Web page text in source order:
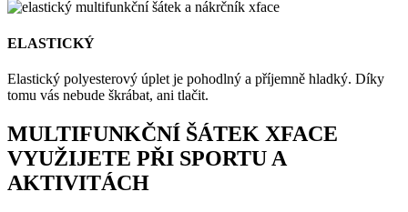
ELASTICKÝ
Elastický polyesterový úplet je pohodlný a příjemně hladký. Díky
tomu vás nebude škrábat, ani tlačit.
MULTIFUNKČNÍ ŠÁTEK XFACE
VYUŽIJETE PŘI SPORTU A
AKTIVITÁCH